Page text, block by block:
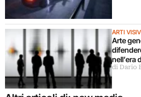
ARTI
Arte
nell’era
di Dario